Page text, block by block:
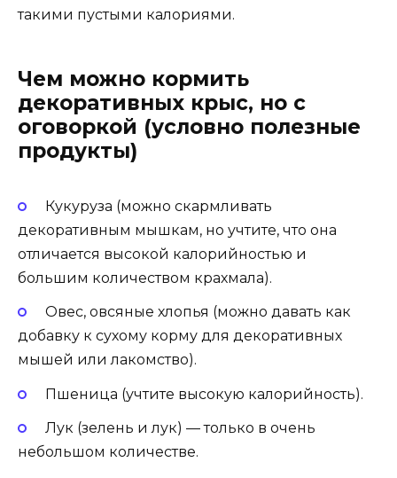
такими пустыми калориями.
Чем можно кормить
декоративных крыс, но с
оговоркой (условно полезные
продукты)
Кукуруза (можно скармливать
декоративным мышкам, но учтите, что она
отличается высокой калорийностью и
большим количеством крахмала).
Овес, овсяные хлопья (можно давать как
добавку к сухому корму для декоративных
мышей или лакомство).
Пшеница (учтите высокую калорийность).
Лук (зелень и лук) — только в очень
небольшом количестве.